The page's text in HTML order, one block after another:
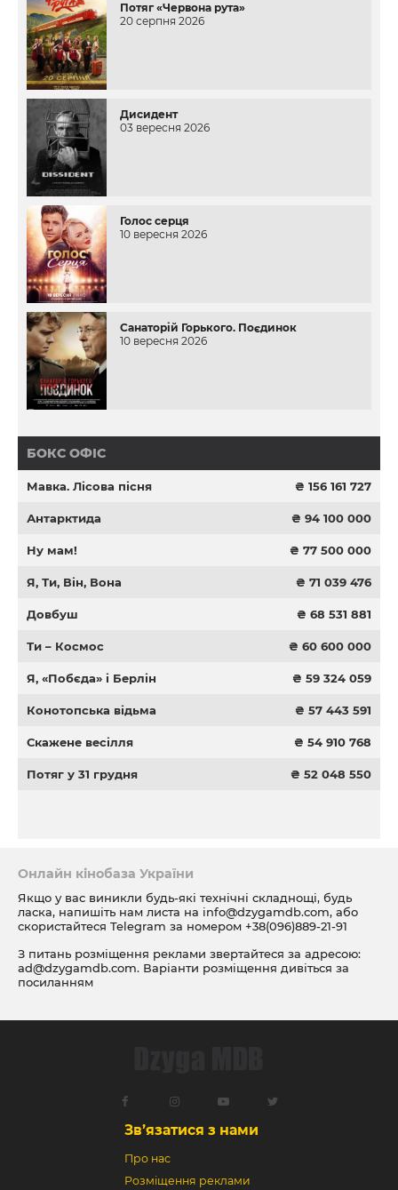
Потяг «Червона рута»
20 серпня 2026
Дисидент
03 вересня 2026
Голос серця
10 вересня 2026
Санаторій Горького. Поєдинок
10 вересня 2026
БОКС ОФІС
Мавка. Лісова пісня ₴ 156 161 727
Антарктида ₴ 94 100 000
Ну мам! ₴ 77 500 000
Я, Ти, Він, Вона ₴ 71 039 476
Довбуш ₴ 68 531 881
Ти – Космос ₴ 60 600 000
Я, «Побєда» і Берлін ₴ 59 324 059
Конотопська відьма ₴ 57 443 591
Скажене весілля ₴ 54 910 768
Потяг у 31 грудня ₴ 52 048 550
Онлайн кінобаза України
Якщо у вас виникли будь-які технічні складнощі, будь
ласка, напишіть нам листа на info@dzygamdb.com, або
скористайтеся Telegram за номером +38(096)889-21-91
З питань розміщення реклами звертайтеся за адресою:
ad@dzygamdb.com. Варіанти розміщення дивіться за
посиланням
Зв’язатися з нами
Про нас
Розміщення реклами